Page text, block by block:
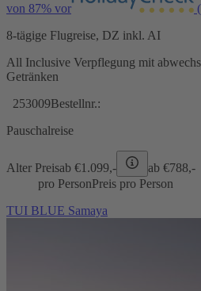
von 87% vor
8-tägige Flugreise, DZ inkl. AI
All Inclusive Verpflegung mit
Getränken
253009Bestellnr.:
Pauschalreise
Alter Preisab €1.099,- ab €788,-
pro PersonPreis pro Person
TUI BLUE Samaya